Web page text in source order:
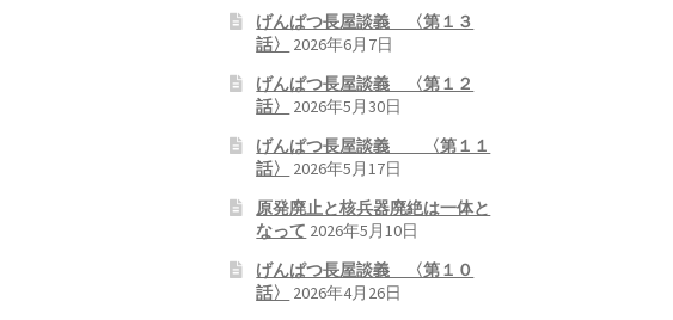
げんぱつ長屋談義 〈第１３
話〉
2026年6月7日
げんぱつ長屋談義 〈第１２
話〉
2026年5月30日
げんぱつ長屋談義 〈第１１
話〉
2026年5月17日
原発廃止と核兵器廃絶は一体と
なって 2026年5月10日
げんぱつ長屋談義 〈第１０
話〉
2026年4月26日